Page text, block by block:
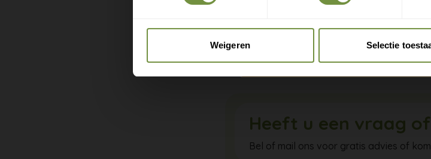
Weigeren Selectie
de grotere maat.
Heeft u een vraag
Bel of mail ons voor gratis advies of
Claim gratis